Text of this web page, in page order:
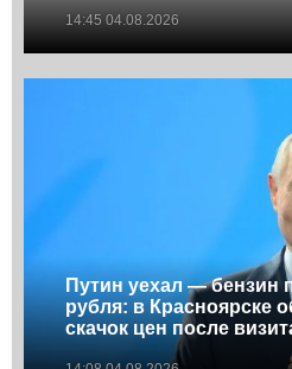
14:45 04.08.2026
Путин уехал — бензин
рубля: в Красноярске
скачок цен после